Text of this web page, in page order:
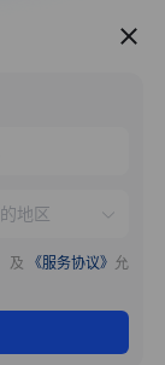
服务推荐
及 《服务协议》 允